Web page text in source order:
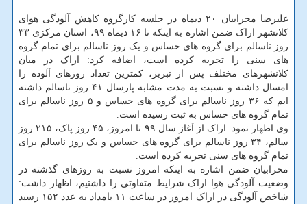
علیرضا محرابیان ۲۰ دیماه در جلسه کارگروه کاهش آلودگی هوای
کلانشهر اراک ضمن اشاره به اینکه تا ۱۶ دیماه ۹۹، استان مرکزی ۳۳
روز ناسالم برای گروه های حساس و یک روز ناسالم برای تمام گروه
های سنی را تجربه کرده است، اضافه کرد: اراک در میان
کلانشهرهای مختلف پس از تبریز، کمترین تعداد روزهای آلوده را
امسال داشته و نسبت به مدت مشابه پارسال ۴۱ روز ناسالم داشته
ایم که ۳۶ روز ناسالم برای گروه های حساس و ۵ روز ناسالم برای
تمام گروه های حساس به ثبت رسیده است.
وی اظهار نمود: اراک از آغاز سال ۹۹ تا امروز، ۴۵ روز پاک، ۲۱۵ روز
سالم، ۳۴ روز ناسالم برای گروه های حساس و یک روز ناسالم برای
تمام گروه های سنی تجربه کرده است.
محرابیان ضمن اشاره به اینکه امروز نسبت به روزهای گذشته در
وضعیت آلودگی هوا اراک شرایط متفاوتی را داشتیم، اظهار داشت:
شاخص آلودگی در اراک امروز در ساعت ۱۱ بامداد به عدد ۱۵۲ رسید